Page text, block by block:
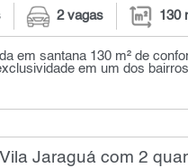
2 vagas 130
em santana 130 m² de
em um dos
Jaraguá com 2